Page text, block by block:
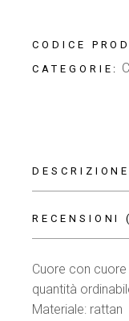
CODICE
CATEGORIE:
DESCRIZIONE
RECENSIONI
Cuore con
quantità
Materiale: rattan